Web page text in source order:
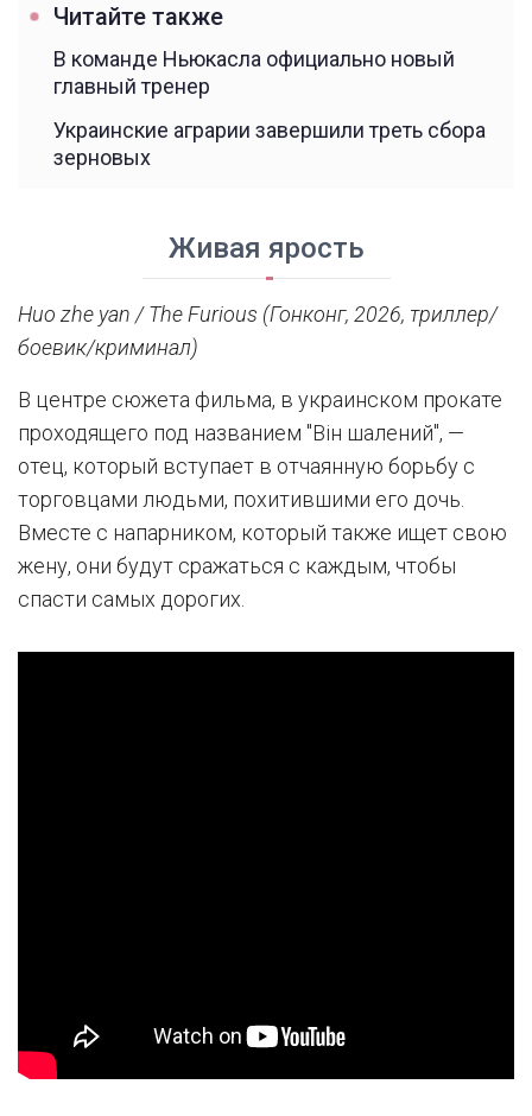
Читайте также
В команде Ньюкасла официально новый
главный тренер
Украинские аграрии завершили треть сбора
зерновых
Живая ярость
Huo zhe yan / The Furious (Гонконг, 2026, триллер/
боевик/криминал)
В центре сюжета фильма, в украинском прокате
проходящего под названием "Він шалений", —
отец, который вступает в отчаянную борьбу с
торговцами людьми, похитившими его дочь.
Вместе с напарником, который также ищет свою
жену, они будут сражаться с каждым, чтобы
спасти самых дорогих.